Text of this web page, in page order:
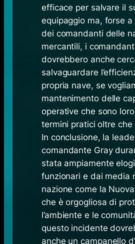
efficace per salvare il
equipaggio ma, forse
dei comandanti delle
mercantili, i
dovrebbero anche
salvaguardare
propria nave, se
mantenimento delle
operative che sono
termini pratici oltre che
In conclusione, la
comandante Gray
stata ampiamente
funzionari e dai media
nazione come la
che è orgogliosa di
l’ambiente e le
questo incidente
anche un campanello